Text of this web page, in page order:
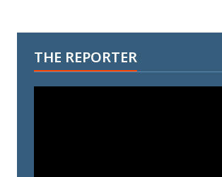
THE REPORTER